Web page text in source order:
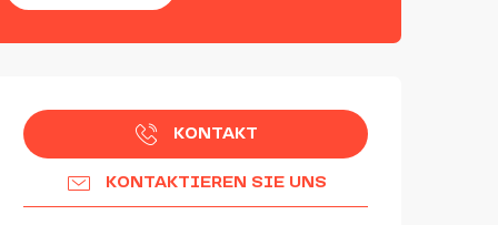
ÖFFNUNGSZEITEN &
KONTAKT
KONTAKTIEREN SIE UNS